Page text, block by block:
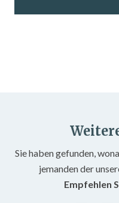
Sie haben gefunden,
jemanden der
Empfehlen